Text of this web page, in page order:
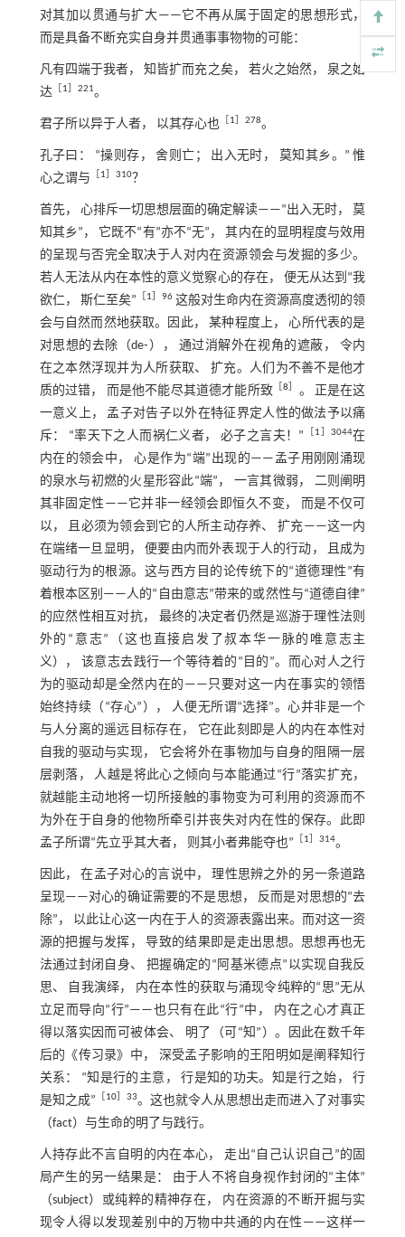
对其加以贯通与扩大——它不再从属于固定的思想形式，
而是具备不断充实自身并贯通事事物物的可能：
凡有四端于我者， 知皆扩而充之矣， 若火之始然， 泉之始
达［ 1 ］221。
君子所以异于人者， 以其存心也 1 ］278。
孔子曰： “操则存， 舍则亡； 出入无时， 莫知其乡。” 惟
心之谓与
1 ］310？
首先， 心排斥一切思想层面的确定解读——“出入无时， 莫
知其乡”， 它既不“有”亦不“无”， 其内在的显明程度与效用
的呈现与否完全取决于人对内在资源领会与发掘的多少。
若人无法从内在本性的意义觉察心的存在， 便无从达到“我
欲仁， 斯仁至矣”
1 ］96这般对生命内在资源高度透彻的领
会与自然而然地获取。因此， 某种程度上， 心所代表的是
对思想的去除（de⁃）， 通过消解外在视角的遮蔽， 令内
在之本然浮现并为人所获取、 扩充。人们为不善不是他才
质的过错， 而是他不能尽其道德才能所致［8
。 正是在这
一意义上， 孟子对告子以外在特征界定人性的做法予以痛
斥： “率天下之人而祸仁义者， 必子之言夫！”
1 ］3044在
内在的领会中， 心是作为“端”出现的——孟子用刚刚涌现
的泉水与初燃的火星形容此“端”， 一言其微弱， 二则阐明
其非固定性——它并非一经领会即恒久不变， 而是不仅可
以， 且必须为领会到它的人所主动存养、 扩充——这一内
在端绪一旦显明， 便要由内而外表现于人的行动， 且成为
驱动行为的根源。这与西方目的论传统下的“道德理性”有
着根本区别——人的“自由意志”带来的或然性与“道德自律”
的应然性相互对抗， 最终的决定者仍然是巡游于理性法则
外的“意志”（这也直接启发了叔本华一脉的唯意志主
义）， 该意志去践行一个等待着的“目的”。而心对人之行
为的驱动却是全然内在的——只要对这一内在事实的领悟
始终持续（“存心”）， 人便无所谓“选择”。心并非是一个
与人分离的遥远目标存在， 它在此刻即是人的内在本性对
自我的驱动与实现， 它会将外在事物加与自身的阻隔一层
层剥落， 人越是将此心之倾向与本能通过“行”落实扩充，
就越能主动地将一切所接触的事物变为可利用的资源而不
为外在于自身的他物所牵引并丧失对内在性的保存。此即
孟子所谓“先立乎其大者， 则其小者弗能夺也”
1 ］314。
因此， 在孟子对心的言说中， 理性思辨之外的另一条道路
呈现——对心的确证需要的不是思想， 反而是对思想的“去
除”， 以此让心这一内在于人的资源表露出来。而对这一资
源的把握与发挥， 导致的结果即是走出思想。思想再也无
法通过封闭自身、 把握确定的“阿基米德点”以实现自我反
思、 自我演绎， 内在本性的获取与涌现令纯粹的“思”无从
立足而导向“行”——也只有在此“行”中， 内在之心才真正
得以落实因而可被体会、 明了（可“知”）。因此在数千年
后的《传习录》中， 深受孟子影响的王阳明如是阐释知行
关系： “知是行的主意， 行是知的功夫。知是行之始， 行
是知之成”
10］33。这也就令人从思想出走而进入了对事实
（fact）与生命的明了与践行。
人持存此不言自明的内在本心， 走出“自己认识自己”的固
局产生的另一结果是： 由于人不将自身视作封闭的“主体”
（subject）或纯粹的精神存在， 内在资源的不断开掘与实
现令人得以发现差别中的万物中共通的内在性——这样一